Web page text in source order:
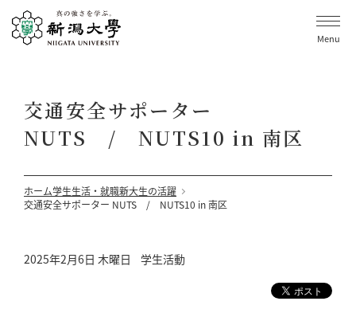
Menu
交通安全サポーター
NUTS / NUTS10 in 南区
ホーム学生生活・就職新大生の活躍
交通安全サポーター NUTS / NUTS10 in 南区
2025年2月6日 木曜日 学生活動